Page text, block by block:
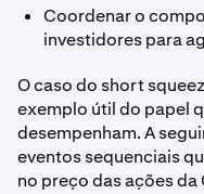
Coordenar o
investidores para
O caso do short
exemplo útil do papel
desempenham. A
eventos sequenciais
no preço das ações da